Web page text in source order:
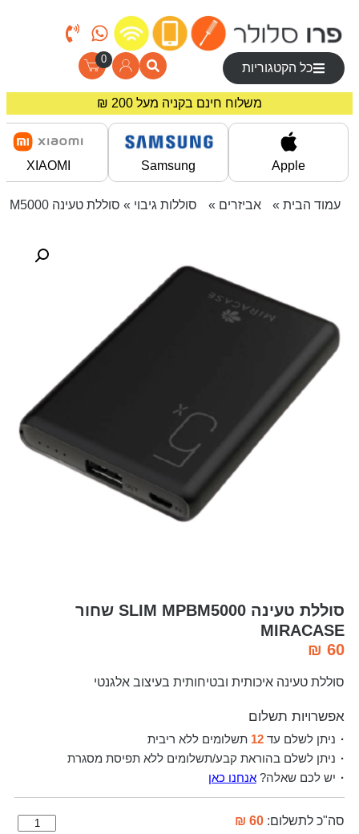
כל הקטגוריות
0
משלוח חינם בקניה מעל 200 ₪
מחירים מיוחדים לרוכשים באתר!
Apple
Samsung
XIAOMI
עמוד הבית » אביזרים » סוללות גיבוי » סוללת טעינה SLIM MPBM5000 שחור MIRACASE
סוללת טעינה SLIM MPBM5000 שחור
MIRACASE
₪ 60
סוללת טעינה איכותית ובטיחותית בעיצוב אלגנטי
אפשרויות תשלום
ניתן לשלם עד12 תשלומים ללא ריבית
ניתן לשלם בהוראת קבע/תשלומים ללא תפיסת מסגרת
יש לכם שאלה?אנחנו כאן
סה"כ לתשלום: 60 ₪